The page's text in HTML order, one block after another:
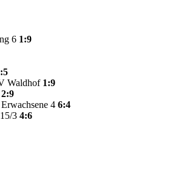
6 1:9
Waldhof 1:9
2:9
4 6:4
3 4:6